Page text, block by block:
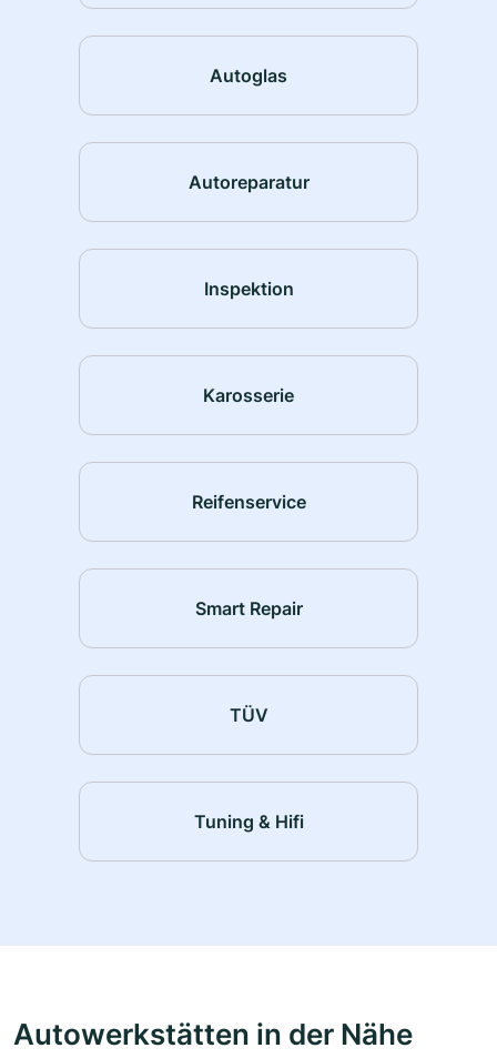
Autoglas
Autoreparatur
Inspektion
Karosserie
Reifenservice
Smart Repair
TÜV
Tuning & Hifi
Autowerkstätten in der Nähe